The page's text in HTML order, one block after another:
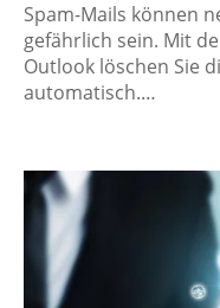
Spam-Mails können
gefährlich sein. Mit
Outlook löschen Sie
automatisch.…